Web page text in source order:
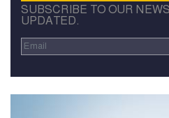
SUBSCRIBE TO OUR
UPDATED.